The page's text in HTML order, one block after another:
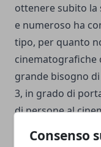
Consenso
ottenere subito la
e numeroso ha
tipo, per quanto
cinematografiche
grande bisogno
3, in grado di
di persone al
fortemente
dunque ci si